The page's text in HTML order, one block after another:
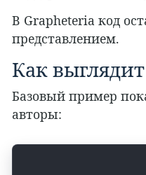
В Grapheteria код
представлением.
Как
Базовый пример
авторы: